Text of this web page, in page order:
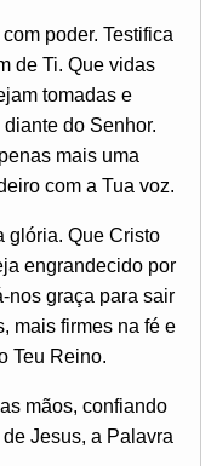
poder. Testifica
de Ti. Que vidas
tomadas e
do Senhor.
mais uma
com a Tua voz.
glória. Que Cristo
engrandecido por
nos graça para sair
mais firmes na fé e
Teu Reino.
mãos, confiando
Jesus, a Palavra